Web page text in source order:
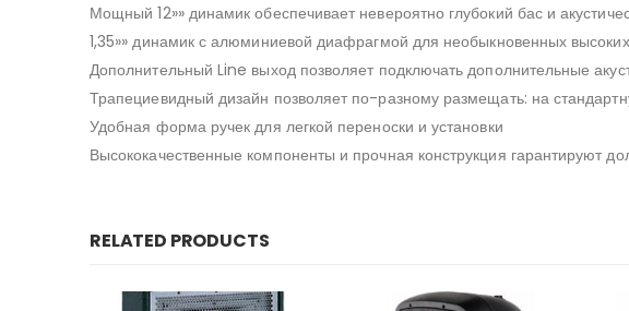
Мощный 12»» динамик обеспечивает невероятно глубокий бас и
1,35»» динамик с алюминиевой диафрагмой для необыкновенных высоких
Дополнительный Line выход позволяет подключать дополнительные
Трапециевидный дизайн позволяет по-разному размещать: на
Удобная форма ручек для легкой переноски и установки
Высококачественные компоненты и прочная конструкция гарантируют
RELATED PRODUCTS